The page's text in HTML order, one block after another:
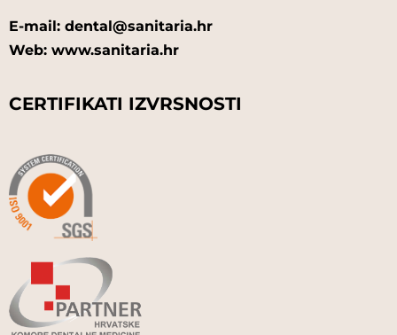
E-mail: dental@sanitaria.hr
Web: www.sanitaria.hr
CERTIFIKATI IZVRSNOSTI